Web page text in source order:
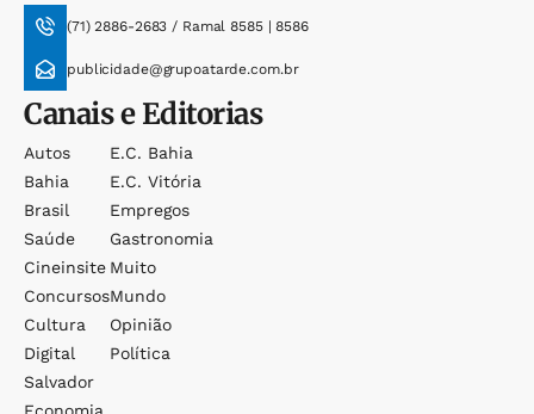
(71) 2886-2683 / Ramal 8585 | 8586
publicidade@grupoatarde.com.br
Canais e Editorias
Autos
Bahia
Brasil
Saúde
Cineinsite
Concursos
Cultura
Digital
Salvador
E.c. Bahia
E.c. Vitória
Empregos
Gastronomia
Muito
Mundo
Opinião
Política